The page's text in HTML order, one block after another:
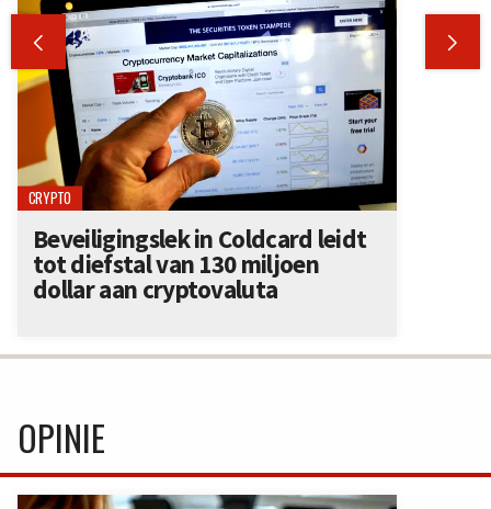
 
CRYPTO
Beveiligingslek in Coldcard leidt
tot diefstal van 130 miljoen
dollar aan cryptovaluta
OPINIE